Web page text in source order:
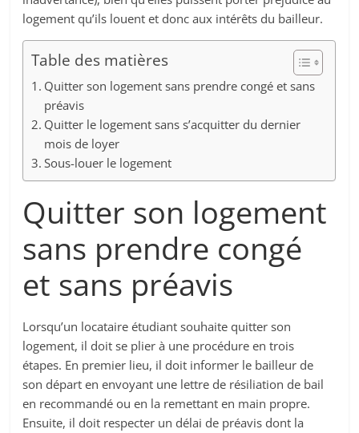
logement qu’ils louent et donc aux intérêts du bailleur.
Table des matières
Quitter son logement sans prendre congé et sans
préavis
Quitter le logement sans s’acquitter du dernier
mois de loyer
Sous-louer le logement
Quitter son logement
sans prendre congé
et sans préavis
Lorsqu’un locataire étudiant souhaite quitter son
logement, il doit se plier à une procédure en trois
étapes. En premier lieu, il doit informer le bailleur de
son départ en envoyant une lettre de résiliation de bail
en recommandé ou en la remettant en main propre.
Ensuite, il doit respecter un délai de préavis dont la